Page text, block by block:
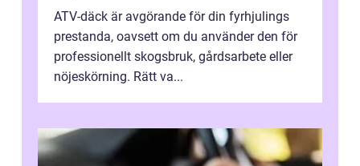
ATV-däck är avgörande för din fyrhjulings
prestanda, oavsett om du använder den för
professionellt skogsbruk, gårdsarbete eller
nöjeskörning. Rätt va...